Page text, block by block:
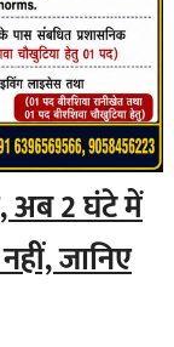
अब 2 घंटे में
जानिए